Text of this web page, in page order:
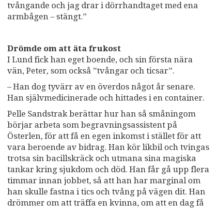
tvångande och jag drar i dörrhandtaget med ena
armbågen – stängt.”
Drömde om att äta frukost
I Lund fick han eget boende, och sin första nära
vän, Peter, som också ”tvångar och ticsar”.
– Han dog tyvärr av en överdos något år senare.
Han självmedicinerade och hittades i en container.
Pelle Sandstrak berättar hur han så småningom
börjar arbeta som begravningsassistent på
Österlen, för att få en egen inkomst i stället för att
vara beroende av bidrag. Han kör likbil och tvingas
trotsa sin bacillskräck och utmana sina magiska
tankar kring sjukdom och död. Han får gå upp flera
timmar innan jobbet, så att han har marginal om
han skulle fastna i tics och tvång på vägen dit. Han
drömmer om att träffa en kvinna, om att en dag få